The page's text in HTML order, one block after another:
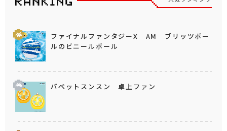
ファイナルファンタジーX AM ブリッツボー
ルのビニールボール
パペットスンスン 卓上ファン